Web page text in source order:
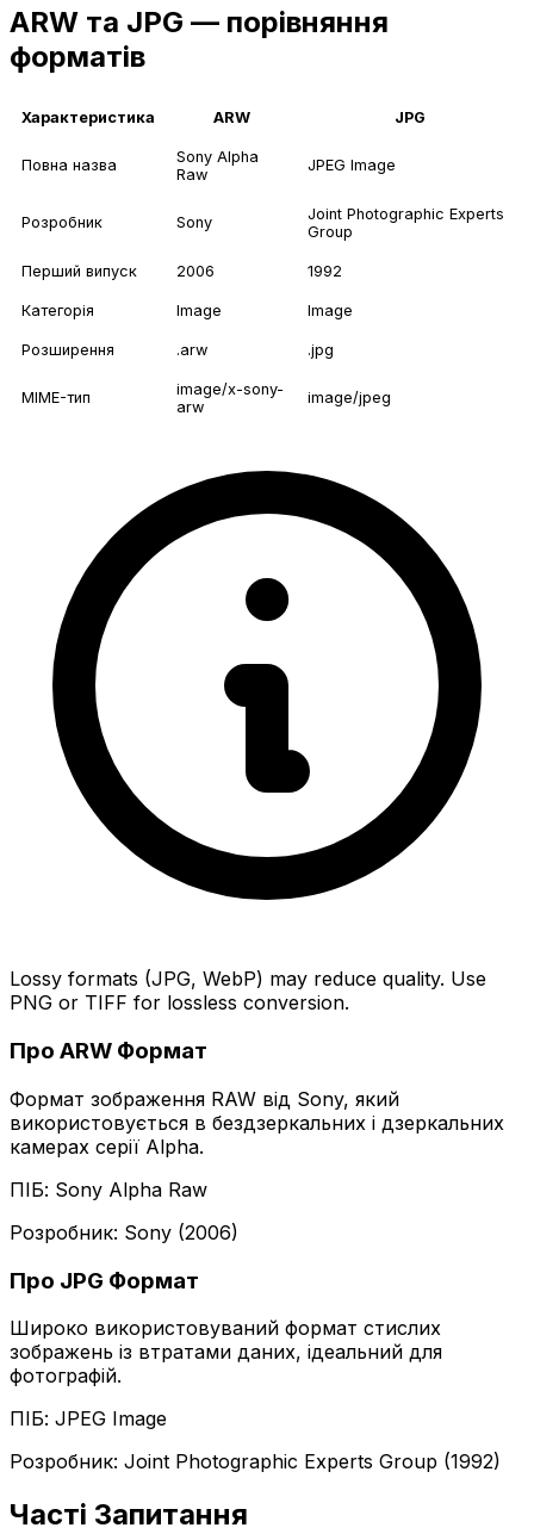
ARW та JPG — порівняння
форматів
Характеристика ARW JPG
Повна назва
Sony Alpha
Raw
JPEG Image
Розробник Sony
Joint Photographic Experts
Group
Перший випуск 2006 1992
Категорія Image Image
Розширення .arw .jpg
MIME-тип
image/x-sony-
arw
image/jpeg
Lossy formats (JPG, WebP) may reduce quality. Use
PNG or TIFF for lossless conversion.
Про ARW Формат
Формат зображення RAW від Sony, який
використовується в бездзеркальних і дзеркальних
камерах серії Alpha.
ПІБ: Sony Alpha Raw
Розробник: Sony (2006)
Про JPG Формат
Широко використовуваний формат стислих
зображень із втратами даних, ідеальний для
фотографій.
ПІБ: JPEG Image
Розробник: Joint Photographic Experts Group (1992)
Часті Запитання